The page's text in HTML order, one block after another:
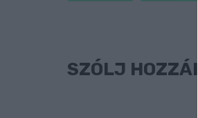
SZÓLJ HOZZÁ!